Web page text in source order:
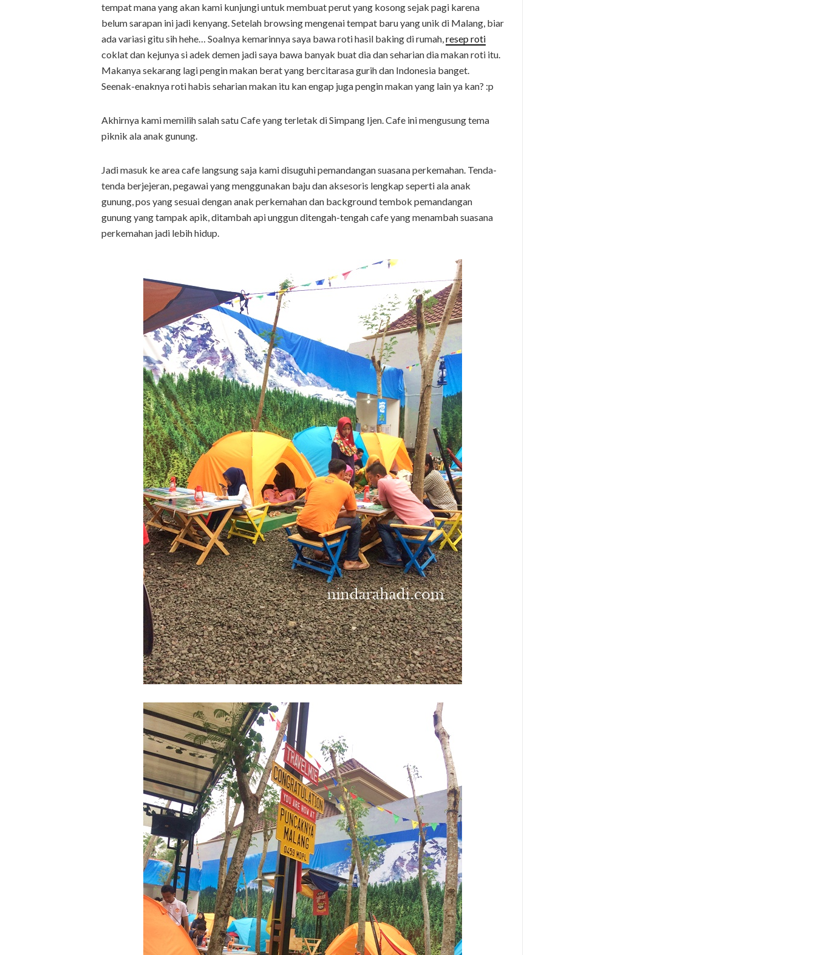
tempat mana yang akan kami kunjungi untuk membuat perut yang kosong sejak pagi karena
belum sarapan ini jadi kenyang. Setelah browsing mengenai tempat baru yang unik di Malang, biar
ada variasi gitu sih hehe… Soalnya kemarinnya saya bawa roti hasil baking di rumah,resep roti
coklat dan kejunya si adek demen jadi saya bawa banyak buat dia dan seharian dia makan roti itu.
Makanya sekarang lagi pengin makan berat yang bercitarasa gurih dan Indonesia banget.
Seenak-enaknya roti habis seharian makan itu kan engap juga pengin makan yang lain ya kan? :p
Akhirnya kami memilih salah satu Cafe yang terletak di Simpang Ijen. Cafe ini mengusung tema
piknik ala anak gunung.
Jadi masuk ke area cafe langsung saja kami disuguhi pemandangan suasana perkemahan. Tenda-
tenda berjejeran, pegawai yang menggunakan baju dan aksesoris lengkap seperti ala anak
gunung, pos yang sesuai dengan anak perkemahan dan background tembok pemandangan
gunung yang tampak apik, ditambah api unggun ditengah-tengah cafe yang menambah suasana
perkemahan jadi lebih hidup.